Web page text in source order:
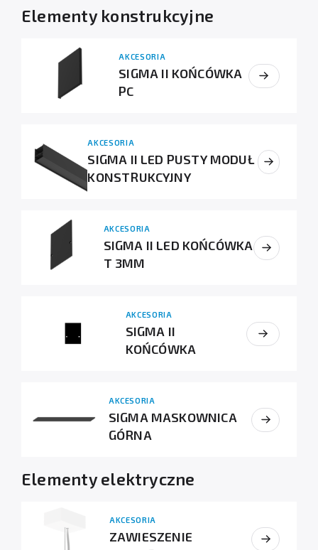
Elementy konstrukcyjne
AKCESORIA
SIGMA II KOŃCÓWKA
PC
AKCESORIA
SIGMA II LED PUSTY MODUŁ
KONSTRUKCYJNY
AKCESORIA
SIGMA II LED KOŃCÓWKA
T 3MM
AKCESORIA
SIGMA II
KOŃCÓWKA
AKCESORIA
SIGMA MASKOWNICA
GÓRNA
Elementy elektryczne
AKCESORIA
ZAWIESZENIE